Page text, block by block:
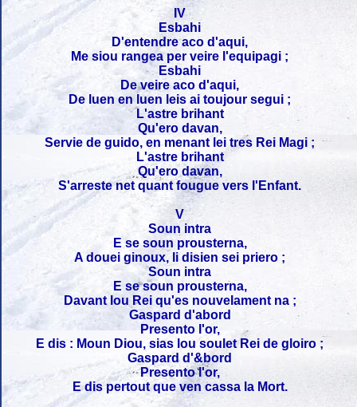
IV
Esbahi
D'entendre aco d'aqui,
Me siou rangea per veire l'equipagi ;
Esbahi
De veire aco d'aqui,
De luen en luen leis ai toujour segui ;
L'astre brihant
Qu'ero davan,
Servie de guido, en menant lei tres Rei Magi ;
L'astre brihant
Qu'ero davan,
S'arreste net quant fougue vers l'Enfant.
V
Soun intra
E se soun prousterna,
A douei ginoux, li disien sei priero ;
Soun intra
E se soun prousterna,
Davant lou Rei qu'es nouvelament na ;
Gaspard d'abord
Presento l'or,
E dis : Moun Diou, sias lou soulet Rei de gloiro ;
Gaspard d'&bord
Presento l'or,
E dis pertout que ven cassa la Mort.